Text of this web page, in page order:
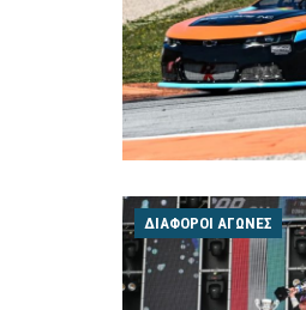
ΔΙΆΦΟΡΟΙ ΑΓΏΝΕΣ